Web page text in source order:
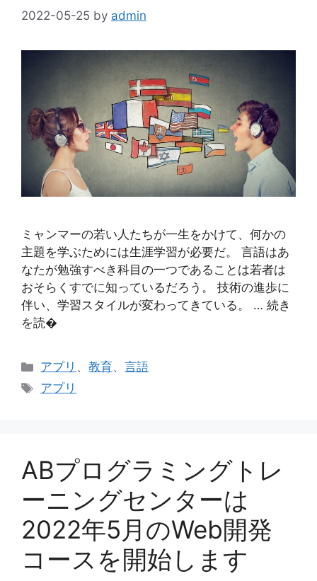
2022-05-25 by admin
ミャンマーの若い人たちが一生をかけて、何かの
主題を学ぶためには生涯学習が必要だ。 言語はあ
なたが勉強すべき科目の一つであることは若者は
おそらくすでに知っているだろう。 技術の進歩に
伴い、学習スタイルが変わってきている。 … 続き
を読�
カ
テ
アプリ 、教育、言語
タ
アプリ
ABプログラミングトレ
ーニングセンターは
2022年5月のWeb開発
コースを開始します